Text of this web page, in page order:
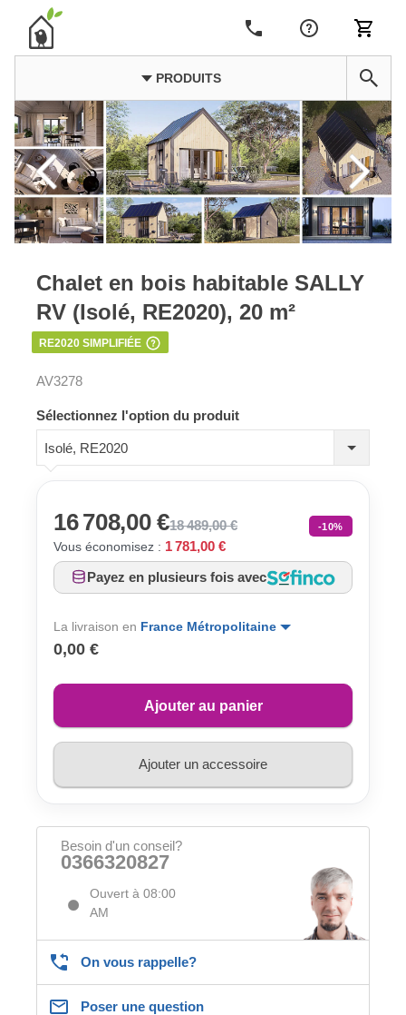
PRODUITS
Chalet en bois habitable SALLY
RV (Isolé, RE2020), 20 m²
RE2020 SIMPLIFIÉE
AV3278
Sélectionnez l'option du produit
Isolé, RE2020
16 708,00 €18 489,00 € -10%
Vous économisez : 1 781,00 €
Payez en plusieurs fois avec
La livraison en France Métropolitaine
0,00 €
Ajouter au panier
Ajouter un accessoire
Besoin d'un conseil?
0366320827
Ouvert à 08:00
AM
On vous rappelle?
Poser une question